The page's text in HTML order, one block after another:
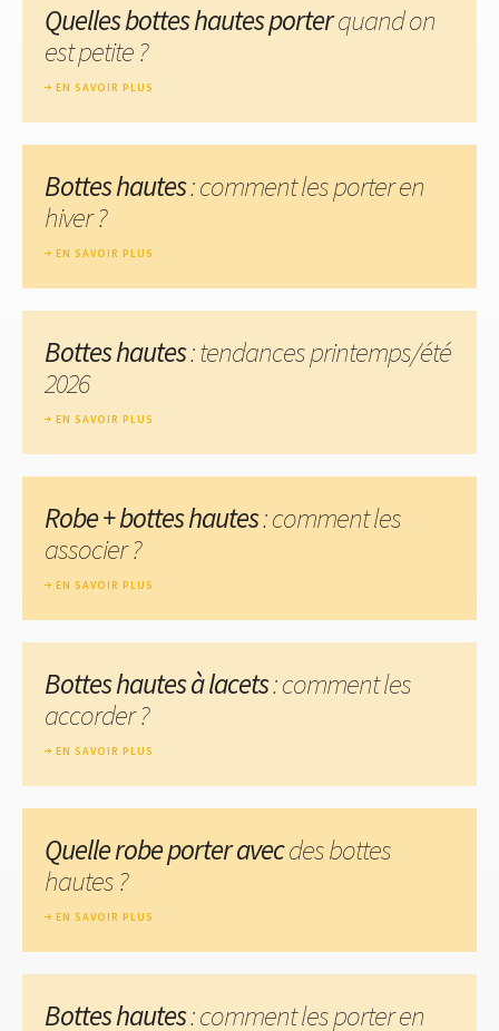
Quelles bottes hautes porterquand on
est petite ?
EN SAVOIR PLUS
Bottes hautes: comment les porter en
hiver ?
EN SAVOIR PLUS
Bottes hautes: tendances printemps/été
2026
EN SAVOIR PLUS
Robe + bottes hautes: comment les
associer ?
EN SAVOIR PLUS
Bottes hautes à lacets: comment les
accorder ?
EN SAVOIR PLUS
Quelle robe porter avecdes bottes
hautes ?
EN SAVOIR PLUS
Bottes hautes: comment les porter en